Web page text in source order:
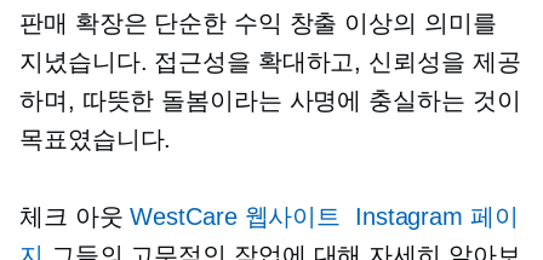
판매 확장은 단순한 수익 창출 이상의 의미를
지녔습니다. 접근성을 확대하고, 신뢰성을 제공
하며, 따뜻한 돌봄이라는 사명에 충실하는 것이
목표였습니다.
체크 아웃WestCare 웹사이트
Instagram 페이